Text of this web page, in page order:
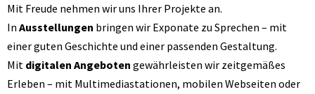
Mit Freude nehmen wir uns Ihrer Projekte an.
In Ausstellungen bringen wir Exponate zu Sprechen – mit
einer guten Geschichte und einer passenden Gestaltung.
Mit digitalen Angeboten gewährleisten wir zeitgemäßes
Erleben – mit Multimediastationen, mobilen Webseiten oder